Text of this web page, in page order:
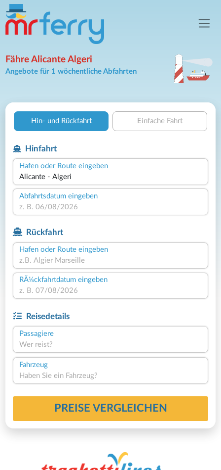
Fähre Alicante Algeri
Angebote für 1 wöchentliche Abfahrten
Hin- und Rückfahrt Einfache Fahrt
Hinfahrt
Hafen oder Route eingeben
Abfahrtsdatum eingeben
Rückfahrt
Hafen oder Route eingeben
RÃ¼ckfahrtdatum eingeben
Reisedetails
Passagiere
Wer reist?
Fahrzeug
Haben Sie ein Fahrzeug?
PREISE VERGLEICHEN
Dirk